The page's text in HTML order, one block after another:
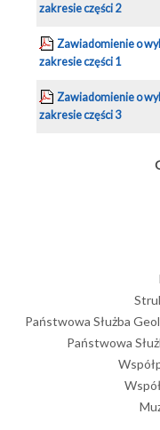
zakresie części 2
Zawiadomienie o
zakresie części 1
Zawiadomienie o
zakresie części 3
Państwowa Służba
Państwowa